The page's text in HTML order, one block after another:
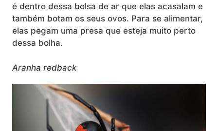
é dentro dessa bolsa de ar que elas acasalam e
também botam os seus ovos. Para se alimentar,
elas pegam uma presa que esteja muito perto
dessa bolha.
Aranha redback